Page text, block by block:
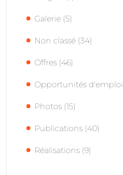
Galerie (5)
Non classé (34)
Offres (46)
Opportunités d'emploi
Photos (15)
Publications (40)
Réalisations (9)